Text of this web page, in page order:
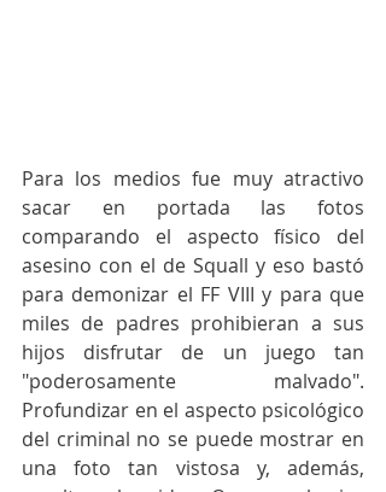
Para los medios fue muy atractivo
sacar en portada las fotos
comparando el aspecto físico del
asesino con el de Squall y eso bastó
para demonizar el FF VIII y para que
miles de padres prohibieran a sus
hijos disfrutar de un juego tan
"poderosamente malvado".
Profundizar en el aspecto psicológico
del criminal no se puede mostrar en
una foto tan vistosa y, además,